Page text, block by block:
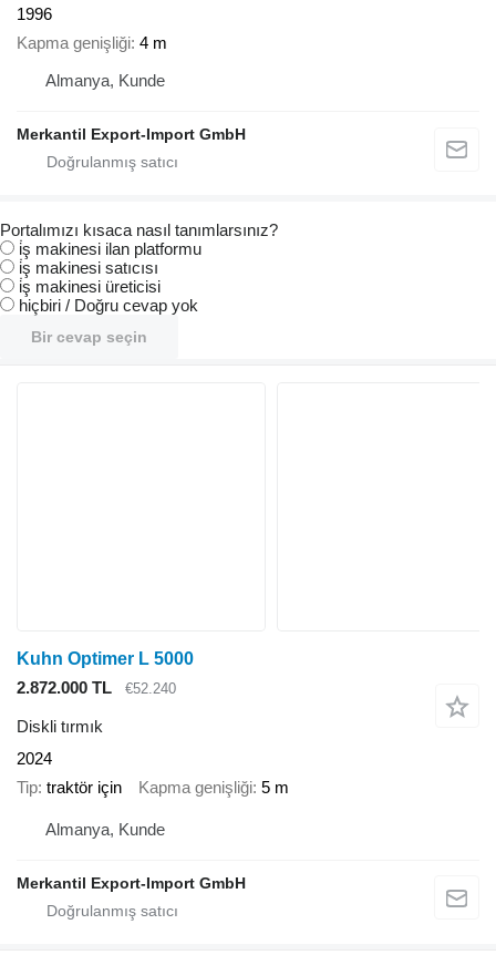
1996
Kapma genişliği 4 m
Almanya, Kunde
Merkantil Export-Import GmbH
Portalımızı kısaca nasıl tanımlarsınız?
i̇ş makinesi ilan platformu
i̇ş makinesi satıcısı
i̇ş makinesi üreticisi
hiçbiri / Doğru cevap yok
Bir cevap seçin
Kuhn Optimer L 5000
2.872.000 TL
€52.240
Diskli tırmık
2024
Tip traktör için Kapma genişliği 5 m
Almanya, Kunde
Merkantil Export-Import GmbH